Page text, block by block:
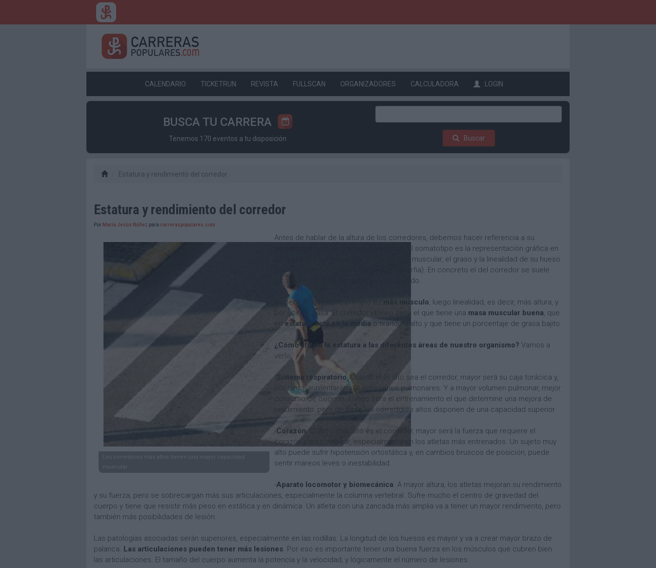
CALENDARIO TICKETRUN REVISTA FULLSCAN ORGANIZADORES CALCULADORA LOGIN
BUSCA TU CARRERA
Tenemos 170 eventos a tu disposición Buscar
Estatura y rendimiento del corredor
Estatura y rendimiento del corredor
Por María Jesús Núñez para carreraspopulares.com
Los corredores más altos tienen una mayor capacidad
muscular
Antes de hablar de la altura de los corredores, debemos hacer referencia a su
, porque es muy específico. El somatotipo es la representación gráfica en
3D que hace corresponder el porcentaje muscular, el graso y la linealidad de su hueso
con tres números (endo, meso y ectomorfia). En concreto el del corredor se suele
localizar en un cuadrante superior izquierdo.
Es decir, lo que tiene primero es más músculo, luego linealidad, es decir, más altura, y
por último grasa. El corredor idóneo sería el que tiene una masa muscular buena, que
enestatura está en la media o tirando a alto y que tiene un porcentaje de grasa bajito.
¿Cómo afecta la estatura a las diferentes áreas de nuestro organismo? Vamos a
verlo.
- Sistema respiratorio. Cuanto más alto sea el corredor, mayor será su caja torácica y,
por tanto, aumentarán sus volúmenes pulmonares. Y a mayor volumen pulmonar, mejor
consumo de oxígeno. Luego será el entrenamiento el que determine una mejora de
rendimiento, pero de base los corredores altos disponen de una capacidad superior.
-Corazón. Cuanto más alto es el corredor, mayor será la fuerza que requiere el
corazón para bombear, especialmente en los atletas más entrenados. Un sujeto muy
alto puede sufrir hipotensión ortostática y, en cambios bruscos de posición, puede
sentir mareos leves o inestabilidad.
-Aparato locomotor y biomecánica. A mayor altura, los atletas mejoran su rendimiento
y su fuerza, pero se sobrecargan más sus articulaciones, especialmente la columna vertebral. Sufre mucho el centro de gravedad del
cuerpo y tiene que resistir más peso en estática y en dinámica. Un atleta con una zancada más amplia va a tener un mayor rendimiento, pero
también más posibilidades de lesión.
Las patologías asociadas serán superiores, especialmente en las rodillas. La longitud de los huesos es mayor y va a crear mayor brazo de
palanca. Las articulaciones pueden tener más lesiones. Por eso es importante tener una buena fuerza en los músculos que cubren bien
las articulaciones. El tamaño del cuerpo aumenta la potencia y la velocidad, y lógicamente el número de lesiones.